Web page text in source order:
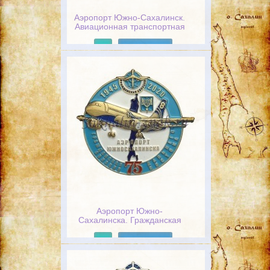
Аэропорт Южно-Сахалинск.
Авиационная транспортная
Аэропорт Южно-
Сахалинска. Гражданская
75 лет. 1945-2020